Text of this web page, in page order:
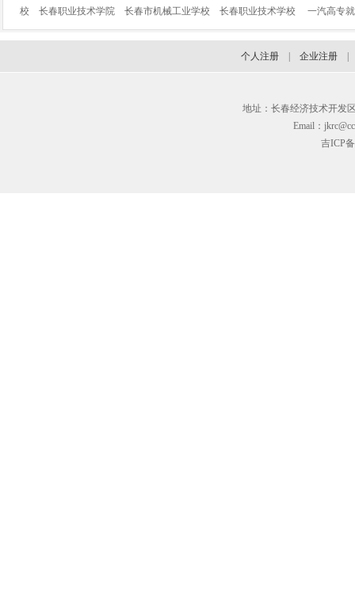
校
长春职业技术学院 长春市机械工业学校 长春职业技术学校 一汽高专
个人注册 企业注册
地址：长春经济技术开发
Email：
吉ICP